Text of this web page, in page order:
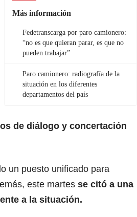
Más información
Fedetranscarga por paro camionero:
“no es que quieran parar, es que no
pueden trabajar”
Paro camionero: radiografía de la
situación en los diferentes
departamentos del país
de diálogo y concertación
un puesto unificado para
este martes se citó a una
a la situación.